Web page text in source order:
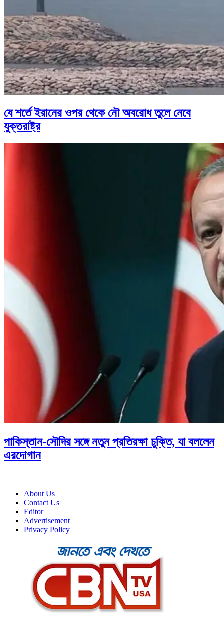
যে শর্তে ইরানের ওপর থেকে নৌ অবরোধ তুলে নেবে
যুক্তরাষ্ট্র
পাকিস্তান-সৌদির সঙ্গে নতুন প্রতিরক্ষা চুক্তি, যা বললেন
এরদোগান
About Us
Contact Us
Editor
Advertisement
Privacy Policy